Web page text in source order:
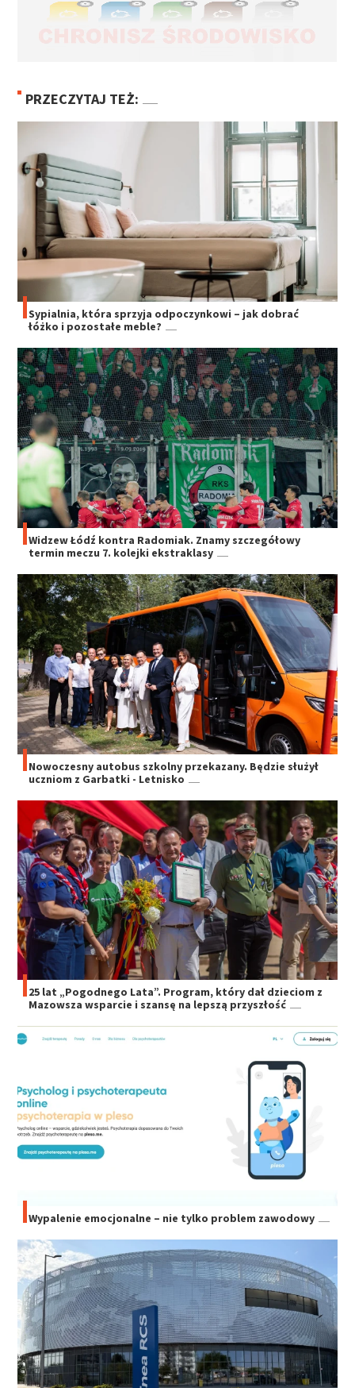
PRZECZYTAJ TEŻ:
Sypialnia, która sprzyja odpoczynkowi – jak dobrać
łóżko i pozostałe meble?
Widzew Łódź kontra Radomiak. Znamy szczegółowy
termin meczu 7. kolejki ekstraklasy
Nowoczesny autobus szkolny przekazany. Będzie służył
uczniom z Garbatki - Letnisko
25 lat „Pogodnego Lata”. Program, który dał dzieciom z
Mazowsza wsparcie i szansę na lepszą przyszłość
Wypalenie emocjonalne – nie tylko problem zawodowy